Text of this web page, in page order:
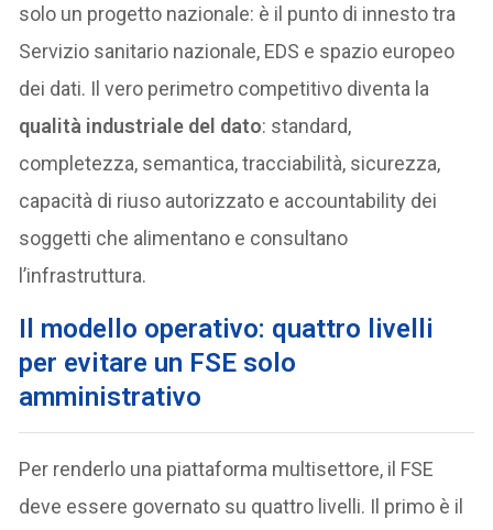
solo un progetto nazionale: è il punto di innesto tra
Servizio sanitario nazionale, EDS e spazio europeo
dei dati. Il vero perimetro competitivo diventa la
qualità industriale del dato: standard,
completezza, semantica, tracciabilità, sicurezza,
capacità di riuso autorizzato e accountability dei
soggetti che alimentano e consultano
l’infrastruttura.
Il modello operativo: quattro livelli
per evitare un FSE solo
amministrativo
Per renderlo una piattaforma multisettore, il FSE
deve essere governato su quattro livelli. Il primo è il